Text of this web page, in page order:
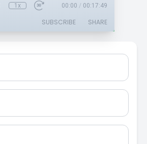
1x 00:00 / 00:17:49
SUBSCRIBE SHARE